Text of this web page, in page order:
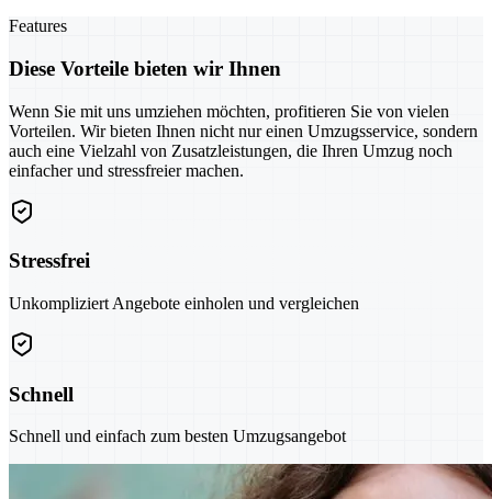
Features
Diese Vorteile bieten wir Ihnen
Wenn Sie mit uns umziehen möchten, profitieren Sie von vielen
Vorteilen. Wir bieten Ihnen nicht nur einen Umzugsservice, sondern
auch eine Vielzahl von Zusatzleistungen, die Ihren Umzug noch
einfacher und stressfreier machen.
Stressfrei
Unkompliziert Angebote einholen und vergleichen
Schnell
Schnell und einfach zum besten Umzugsangebot